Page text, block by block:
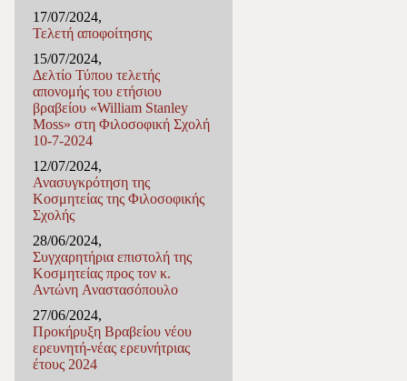
17/07/2024,
Τελετή αποφοίτησης
15/07/2024,
Δελτίο Τύπου τελετής
απονομής του ετήσιου
βραβείου «William Stanley
Moss» στη Φιλοσοφική Σχολή
10-7-2024
12/07/2024,
Ανασυγκρότηση της
Κοσμητείας της Φιλοσοφικής
Σχολής
28/06/2024,
Συγχαρητήρια επιστολή της
Κοσμητείας προς τον κ.
Αντώνη Αναστασόπουλο
27/06/2024,
Προκήρυξη Βραβείου νέου
ερευνητή-νέας ερευνήτριας
έτους 2024